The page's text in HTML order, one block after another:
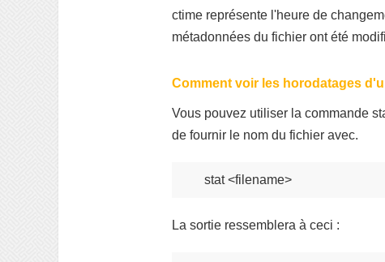
ctime représente l'heure de
métadonnées du fichier ont été
Comment voir les horodatages
Vous pouvez utiliser la commande
de fournir le nom du fichier avec.
stat <filename>
La sortie ressemblera à ceci :